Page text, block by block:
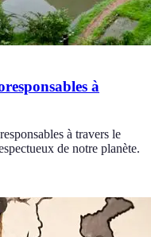
à
à travers le
de notre planète.